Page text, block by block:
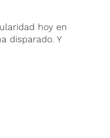
hoy en
disparado. Y